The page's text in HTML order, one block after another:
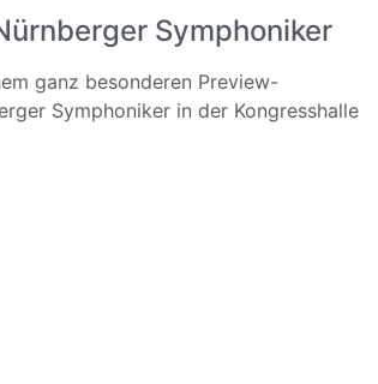
Symphoniker
ganz besonderen Preview-
Symphoniker in der Kongresshalle